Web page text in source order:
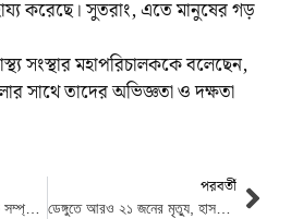
করেছে। সুতরাং, এতে মানুষের গড়
সংস্থার মহাপরিচালককে বলেছেন,
সাথে তাদের অভিজ্ঞতা ও দক্ষতা
রোহিঙ্গা সংকটের আন্তর্জাতিক সম্প্রদায়কে স্থায়ী সমাধার বের করার আহ্বান রাষ্ট্রপতির
পরবর্তী
ডেঙ্গুতে আরও ২১ জনের মৃত্যু, হাসপাতালে ভর্তি ১০২৬৩ জন